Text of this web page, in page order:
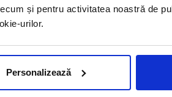
și pentru activitatea noastră de
urilor.
Personalizează